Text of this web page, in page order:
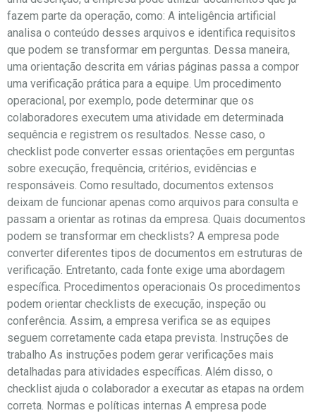
fazem parte da operação, como: A inteligência artificial
analisa o conteúdo desses arquivos e identifica requisitos
que podem se transformar em perguntas. Dessa maneira,
uma orientação descrita em várias páginas passa a compor
uma verificação prática para a equipe. Um procedimento
operacional, por exemplo, pode determinar que os
colaboradores executem uma atividade em determinada
sequência e registrem os resultados. Nesse caso, o
checklist pode converter essas orientações em perguntas
sobre execução, frequência, critérios, evidências e
responsáveis. Como resultado, documentos extensos
deixam de funcionar apenas como arquivos para consulta e
passam a orientar as rotinas da empresa. Quais documentos
podem se transformar em checklists? A empresa pode
converter diferentes tipos de documentos em estruturas de
verificação. Entretanto, cada fonte exige uma abordagem
específica. Procedimentos operacionais Os procedimentos
podem orientar checklists de execução, inspeção ou
conferência. Assim, a empresa verifica se as equipes
seguem corretamente cada etapa prevista. Instruções de
trabalho As instruções podem gerar verificações mais
detalhadas para atividades específicas. Além disso, o
checklist ajuda o colaborador a executar as etapas na ordem
correta. Normas e políticas internas A empresa pode